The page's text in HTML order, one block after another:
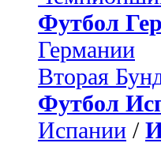
Футбол
Германии
Вторая
Футбол
Испании /